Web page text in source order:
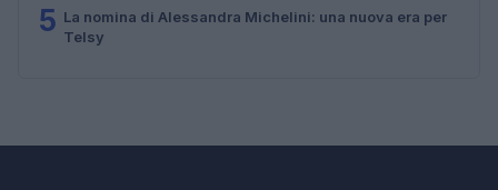
5 La nomina di Alessandra Michelini: una nuova era per
Telsy